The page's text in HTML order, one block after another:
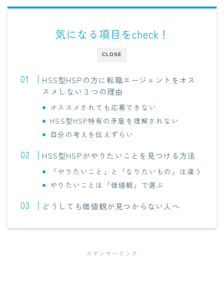
CLOSE
気になる項目をcheck！
HSS型HSPの方に転職エージェントをオス
スメしない３つの理由
オススメされても応募できない
HSS型HSP特有の矛盾を理解されない
自分の考えを伝えずらい
HSS型HSPがやりたいことを見つける方法
「やりたいこと」と「なりたいもの」は違う
やりたいことは「価値観」で選ぶ
どうしても価値観が見つからない人へ
スポンサーリンク